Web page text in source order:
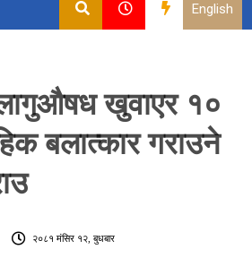
English
खुवाएर १०
बलात्कार गराउने
२०८१ मंसिर १२, बुधबार